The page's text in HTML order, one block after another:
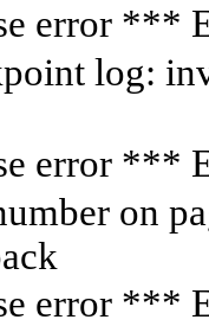
error ***
log:
error ***
on
error ***